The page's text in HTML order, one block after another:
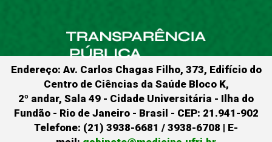
Endereço: Av. Carlos Chagas Filho, 373, Edifício do
Centro de Ciências da Saúde Bloco K,
2º andar, Sala 49 - Cidade Universitária - Ilha do
Fundão - Rio de Janeiro - Brasil - CEP: 21.941-902
Telefone: (21) 3938-6681 / 3938-6708 | E-